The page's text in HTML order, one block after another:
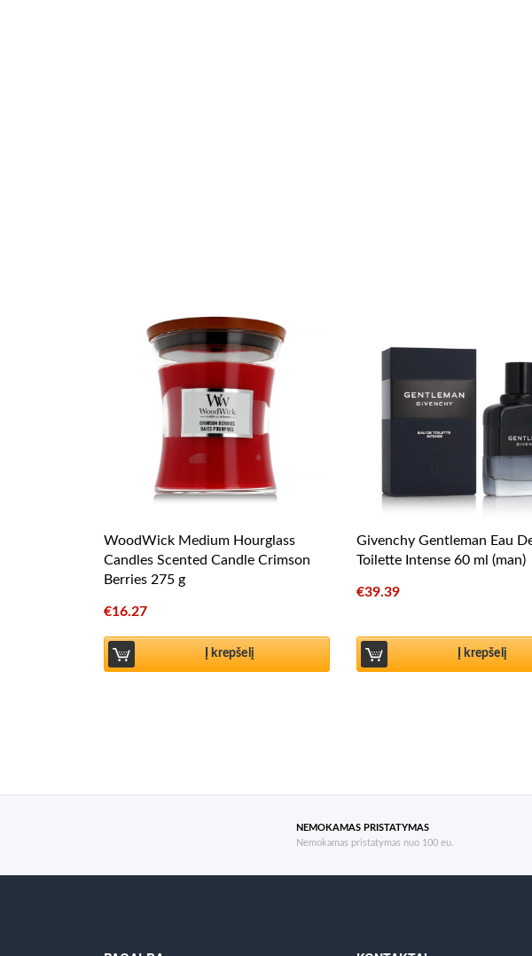
WoodWick Medium Hourglass
Candles Scented Candle Crimson
Berries 275 g
€16.27
Į krepšelį
Givenchy Gentleman Eau
Toilette Intense 60 ml (man)
€39.39
Į krepšelį
NEMOKAMAS PRISTATYMAS
Nemokamas pristatymas nuo 100 eu.